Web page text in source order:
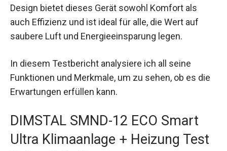
Design bietet dieses Gerät sowohl Komfort als
auch Effizienz und ist ideal für alle, die Wert auf
saubere Luft und Energieeinsparung legen.
In diesem Testbericht analysiere ich all seine
Funktionen und Merkmale, um zu sehen, ob es die
Erwartungen erfüllen kann.
DIMSTAL SMND-12 ECO Smart
Ultra Klimaanlage + Heizung Test